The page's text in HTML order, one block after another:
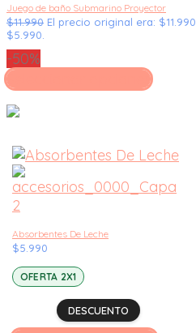
Juego de baño Submarino Proyector
$11.990 El precio original era: $11.990.
$5.990.
-50%
Seleccionar opciones
Absorbentes De Leche
$5.990
OFERTA 2X1
DESCUENTO